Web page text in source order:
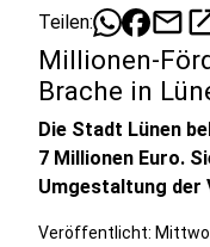
Teilen: mail
Millionen-
Brache in
Die Stadt Lünen
7 Millionen Euro.
Umgestaltung der
Veröffentlicht: